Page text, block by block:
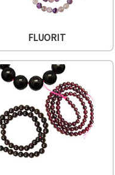
FLUORIT